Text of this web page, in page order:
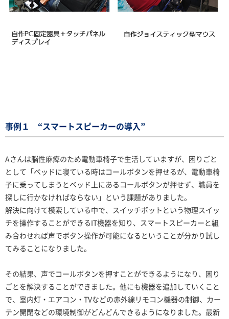
事例１ “スマートスピーカーの導入”
Aさんは脳性麻痺のため電動車椅子で生活していますが、困りごと
として「ベッドに寝ている時はコールボタンを押せるが、電動車椅
子に乗ってしまうとベッド上にあるコールボタンが押せず、職員を
探しに行かなければならない」という課題がありました。
解決に向けて模索している中で、スイッチボットという物理スイッ
チを操作することができるIT機器を知り、スマートスピーカーと組
み合わせれば声でボタン操作が可能になるということが分かり試し
てみることになりました。
その結果、声でコールボタンを押すことができるようになり、困り
ごとを解決することができました。他にも機器を追加していくこと
で、室内灯・エアコン・TVなどの赤外線リモコン機器の制御、カー
テン開閉などの環境制御がどんどんできるようになりました。最新